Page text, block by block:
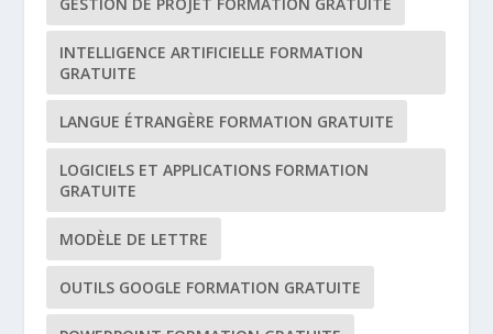
INTELLIGENCE ARTIFICIELLE FORMATION
GRATUITE
LANGUE ÉTRANGÈRE FORMATION GRATUITE
LOGICIELS ET APPLICATIONS FORMATION
GRATUITE
MODÈLE DE LETTRE
OUTILS GOOGLE FORMATION GRATUITE